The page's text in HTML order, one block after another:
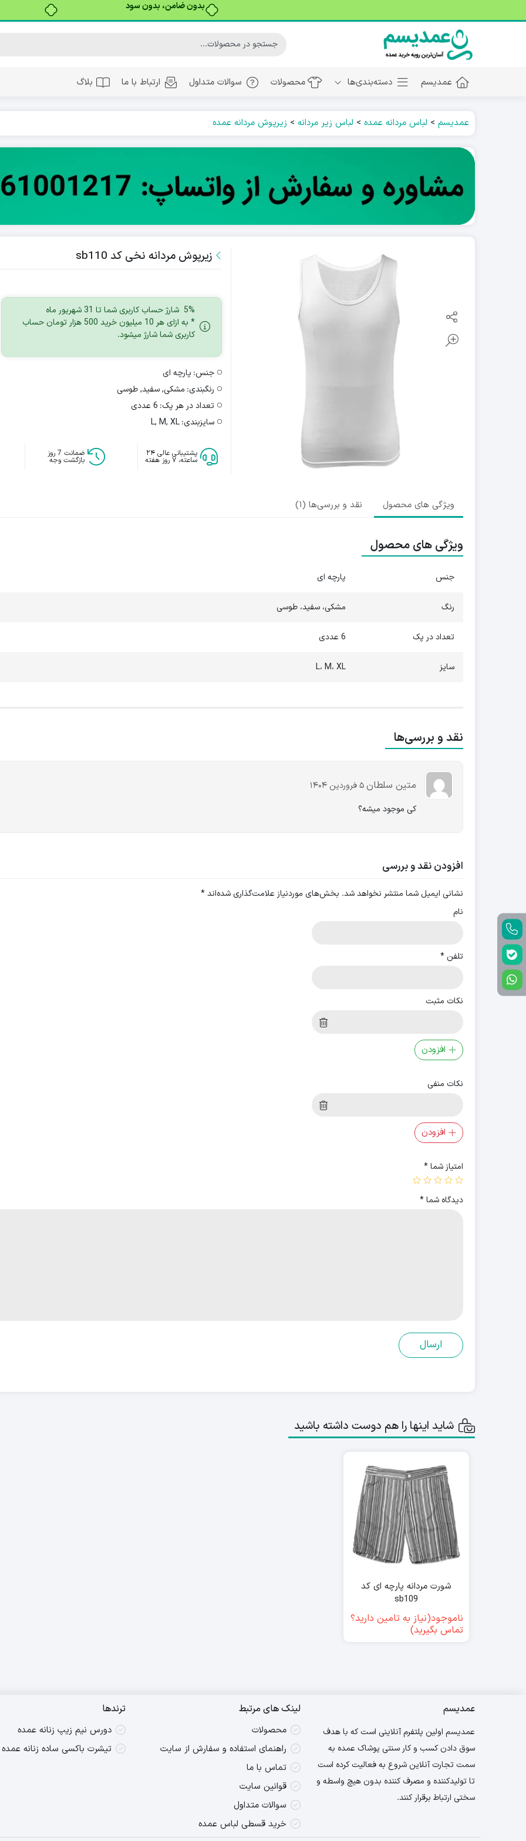
بدون ضامن، بدون سود
عمدیسم دسته‌بندی‌ها محصولات سوالات متداول ارتباط با ما بلاگ
عمدیسم > لباس مردانه عمده > لباس زیر مردانه > زیرپوش مردانه عمده
زیرپوش مردانه نخی کد sb110
5% شارژ حساب کاربری شما تا 31 شهریور ماه
* به ازای هر 10 میلیون خرید 500 هزار تومان حساب
کاربری شما شارژ میشود.
جنس: پارچه ای
رنگبندی: مشکی, سفید, طوسی
تعداد در هر پک: 6 عددی
سایزبندی: L, M, XL
پشتیبانی عالی ۲۴
ساعته، ۷ روز هفته
ضمانت 7 روز
بازگشت وجه
ویژگی های محصول نقد و بررسی‌ها (1)
ویژگی های محصول
جنس پارچه ای
رنگ مشکی، سفید، طوسی
تعداد در پک 6 عددی
سایز L، M، XL
نقد و بررسی‌ها
متین سلطان5 فروردین 1404
کی موجود میشه؟
افزودن نقد و بررسی
نشانی ایمیل شما منتشر نخواهد شد. بخش‌های موردنیاز علامت‌گذاری شده‌اند*
نام
تلفن *
نکات مثبت
افزودن
نکات منفی
افزودن
امتیاز شما*
دیدگاه شما*
شاید اینها را هم دوست داشته باشید
شورت مردانه پارچه ای کد
sb109
ناموجود(نیاز به تامین دارید؟
تماس بگیرید)
عمدیسم
عمدیسم اولین پلتفرم آنلاینی است که با هدف
سوق دادن کسب و کار سنتی پوشاک عمده به
سمت تجارت آنلاین شروع به فعالیت کرده است
تا تولیدکننده و مصرف کننده بدون هیچ واسطه و
سختی ارتباط برقرار کنند.
لینک های مرتبط
محصولات
راهنمای استفاده و سفارش از سایت
تماس با ما
قوانین سایت
سوالات متداول
خرید قسطی لباس عمده
ترندها
دورس نیم زیپ زنانه عمده
تیشرت باکسی ساده زنانه عمده